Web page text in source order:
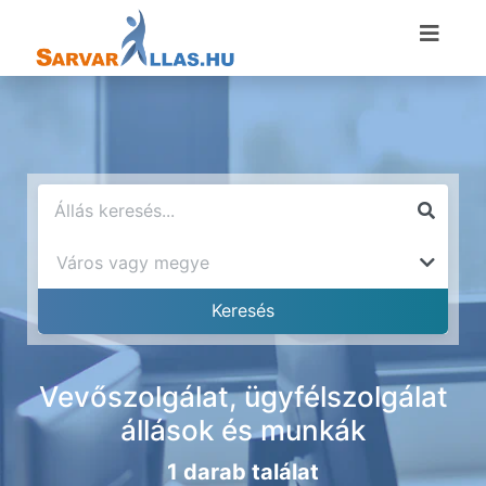
Vevőszolgálat, ügyfélszolgálat
állások és munkák
1 darab találat